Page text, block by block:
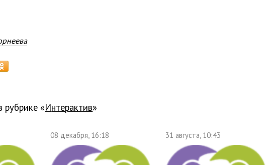
рубрике « Интерактив»
08 декабря, 16:18 31 августа, 10:43